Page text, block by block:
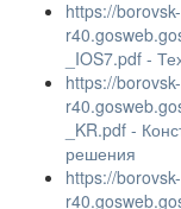
https://borovsk-
_IOS7.pdf -
https://borovsk-
_KR.pdf -
решения
https://borovsk-